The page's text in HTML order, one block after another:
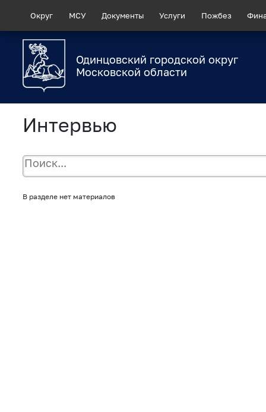
Округ МСУ Документы Услуги Пожбез
Одинцовский городской округ
Московской области
Интервью
В разделе нет материалов